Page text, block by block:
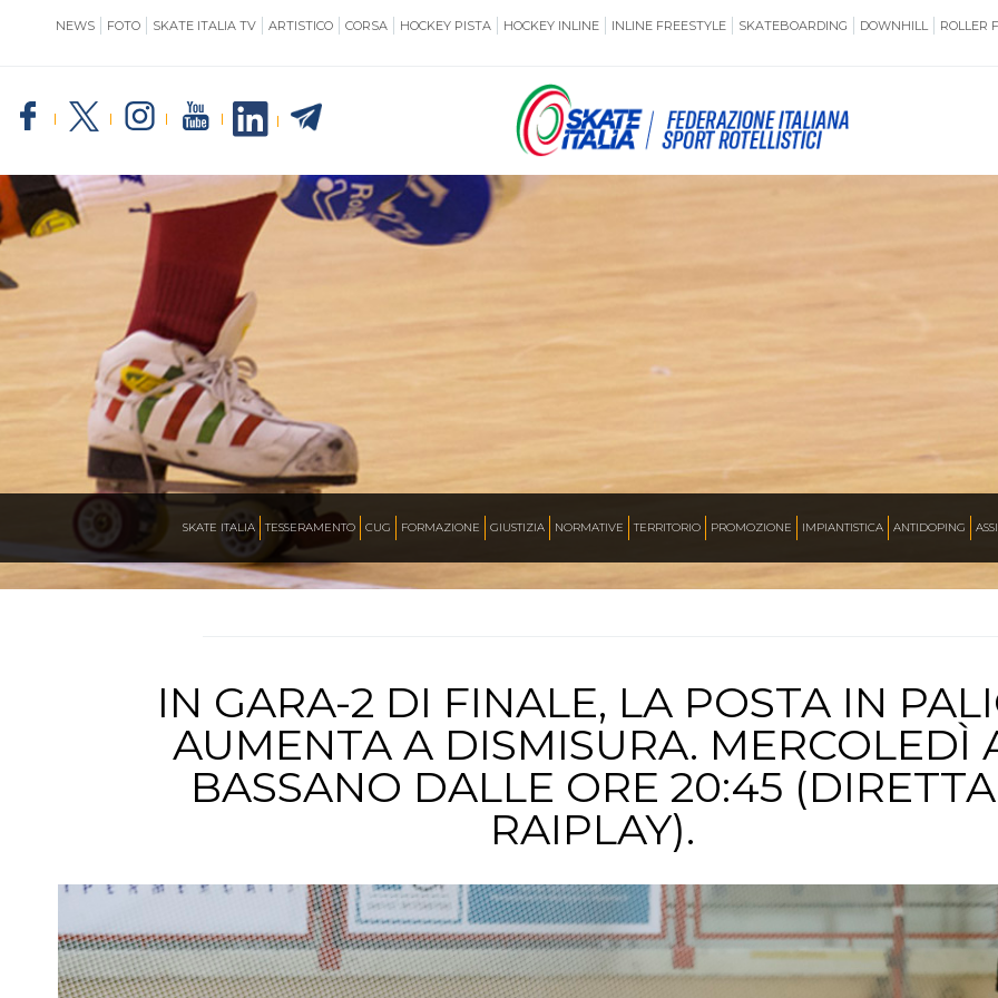
NEWS FOTO SKATE ITALIA TV ARTISTICO CORSA HOCKEY PISTA HOCKEY INLINE INLINE FREESTYLE SKATEBOARDING DOWNHILL ROLLER
SKATE ITALIA TESSERAMENTO CUG FORMAZIONE GIUSTIZIA NORMATIVE TERRITORIO PROMOZIONE IMPIANTISTICA ANTIDOPING
IN GARA-2 DI FINALE, LA POSTA IN
AUMENTA A DISMISURA. MERCOLEDÌ
BASSANO DALLE ORE 20:45 (DIRETTA
RAIPLAY).
SKATE ITALIA TESSERAMENTO
GIUSTIZIA TERRITORIO
IMPIANTISTICA ANTIDOPING
CALENDARIO AZZURRI
ARTISTICO CORSA
HOCKEY INLINE INLINE FREESTYLE
ROLLER DERBY MONOPATTINO